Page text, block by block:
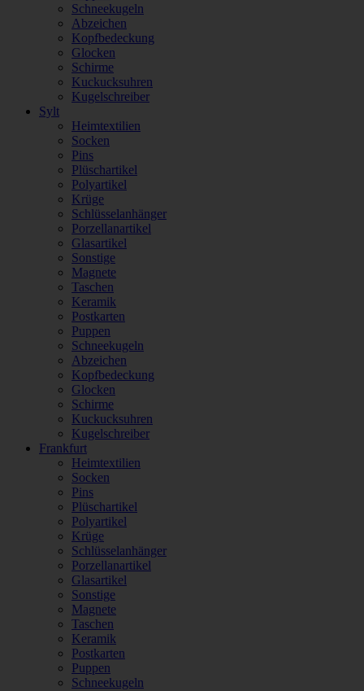
Schneekugeln
Abzeichen
Kopfbedeckung
Glocken
Schirme
Kuckucksuhren
Kugelschreiber
Sylt
Heimtextilien
Socken
Pins
Plüschartikel
Polyartikel
Krüge
Schlüsselanhänger
Porzellanartikel
Glasartikel
Sonstige
Magnete
Taschen
Keramik
Postkarten
Puppen
Schneekugeln
Abzeichen
Kopfbedeckung
Glocken
Schirme
Kuckucksuhren
Kugelschreiber
Frankfurt
Heimtextilien
Socken
Pins
Plüschartikel
Polyartikel
Krüge
Schlüsselanhänger
Porzellanartikel
Glasartikel
Sonstige
Magnete
Taschen
Keramik
Postkarten
Puppen
Schneekugeln